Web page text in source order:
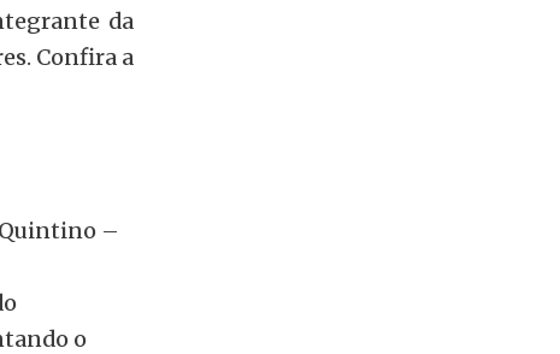
da
Confira a
Quintino –
o